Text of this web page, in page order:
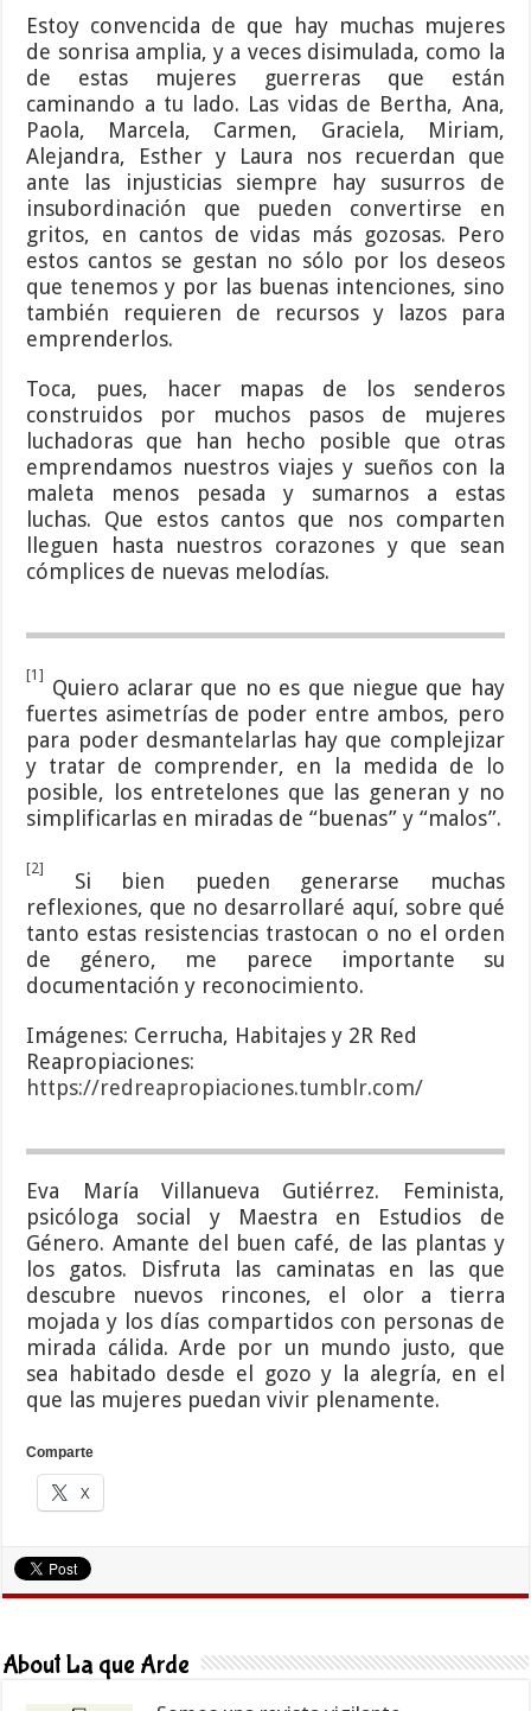
Estoy convencida de que hay muchas mujeres
de sonrisa amplia, y a veces disimulada, como la
de estas mujeres guerreras que están
caminando a tu lado. Las vidas de Bertha, Ana,
Paola, Marcela, Carmen, Graciela, Miriam,
Alejandra, Esther y Laura nos recuerdan que
ante las injusticias siempre hay susurros de
insubordinación que pueden convertirse en
gritos, en cantos de vidas más gozosas. Pero
estos cantos se gestan no sólo por los deseos
que tenemos y por las buenas intenciones, sino
también requieren de recursos y lazos para
emprenderlos.
Toca, pues, hacer mapas de los senderos
construidos por muchos pasos de mujeres
luchadoras que han hecho posible que otras
emprendamos nuestros viajes y sueños con la
maleta menos pesada y sumarnos a estas
luchas. Que estos cantos que nos comparten
lleguen hasta nuestros corazones y que sean
cómplices de nuevas melodías.
[1]
Quiero aclarar que no es que niegue que hay
fuertes asimetrías de poder entre ambos, pero
para poder desmantelarlas hay que complejizar
y tratar de comprender, en la medida de lo
posible, los entretelones que las generan y no
simplificarlas en miradas de “buenas” y “malos”.
[2]
Si bien pueden generarse muchas
reflexiones, que no desarrollaré aquí, sobre qué
tanto estas resistencias trastocan o no el orden
de género, me parece importante su
documentación y reconocimiento.
Imágenes: Cerrucha, Habitajes y 2R Red
Reapropiaciones:
https://redreapropiaciones.tumblr.com/
Eva María Villanueva Gutiérrez. Feminista,
psicóloga social y Maestra en Estudios de
Género. Amante del buen café, de las plantas y
los gatos. Disfruta las caminatas en las que
descubre nuevos rincones, el olor a tierra
mojada y los días compartidos con personas de
mirada cálida. Arde por un mundo justo, que
sea habitado desde el gozo y la alegría, en el
que las mujeres puedan vivir plenamente.
Comparte
X
About La que Arde